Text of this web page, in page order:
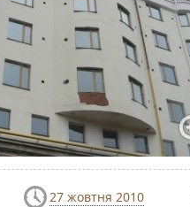
27 жовтня 2010